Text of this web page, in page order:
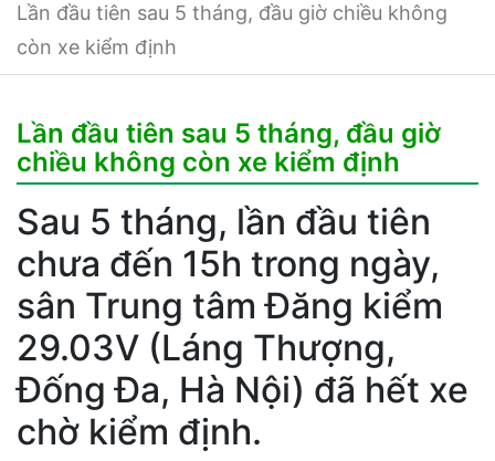
Lần đầu tiên sau 5 tháng, đầu giờ chiều không
còn xe kiểm định
Lần đầu tiên sau 5 tháng, đầu giờ
chiều không còn xe kiểm định
Sau 5 tháng, lần đầu tiên
chưa đến 15h trong ngày,
sân Trung tâm Đăng kiểm
29.03V (Láng Thượng,
Đống Đa, Hà Nội) đã hết xe
chờ kiểm định.